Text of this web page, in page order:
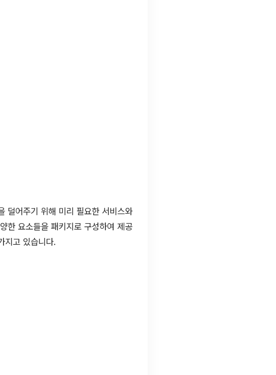
덜어주기 위해 미리 필요한 서비스와
한 요소들을 패키지로 구성하여 제공
지고 있습니다.